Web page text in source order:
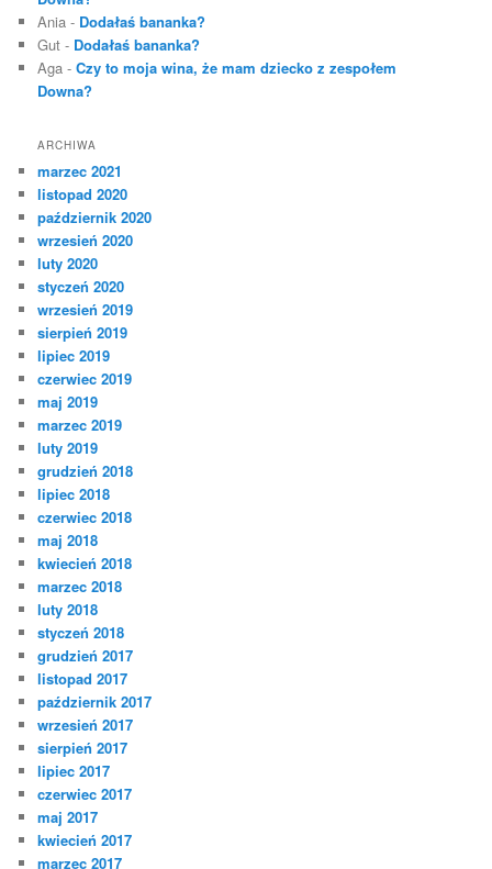
Ania - Dodałaś bananka?
Gut - Dodałaś bananka?
Aga -Czy to moja wina, że mam dziecko z zespołem
Downa?
ARCHIWA
marzec 2021
listopad 2020
październik 2020
wrzesień 2020
luty 2020
styczeń 2020
wrzesień 2019
sierpień 2019
lipiec 2019
czerwiec 2019
maj 2019
marzec 2019
luty 2019
grudzień 2018
lipiec 2018
czerwiec 2018
maj 2018
kwiecień 2018
marzec 2018
luty 2018
styczeń 2018
grudzień 2017
listopad 2017
październik 2017
wrzesień 2017
sierpień 2017
lipiec 2017
czerwiec 2017
maj 2017
kwiecień 2017
marzec 2017